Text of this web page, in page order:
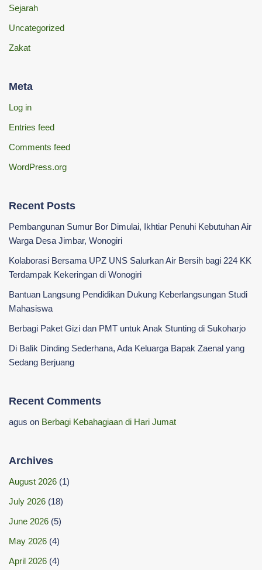
Sejarah
Uncategorized
Zakat
Meta
Log in
Entries feed
Comments feed
WordPress.org
Recent Posts
Pembangunan Sumur Bor Dimulai, Ikhtiar Penuhi Kebutuhan Air
Warga Desa Jimbar, Wonogiri
Kolaborasi Bersama UPZ UNS Salurkan Air Bersih bagi 224 KK
Terdampak Kekeringan di Wonogiri
‎Bantuan Langsung Pendidikan Dukung Keberlangsungan Studi
Mahasiswa ‎
Berbagi Paket Gizi dan PMT untuk Anak Stunting di Sukoharjo
Di Balik Dinding Sederhana, Ada Keluarga Bapak Zaenal yang
Sedang Berjuang
Recent Comments
agus on Berbagi Kebahagiaan di Hari Jumat
Archives
August 2026 (1)
July 2026 (18)
June 2026 (5)
May 2026 (4)
April 2026 (4)